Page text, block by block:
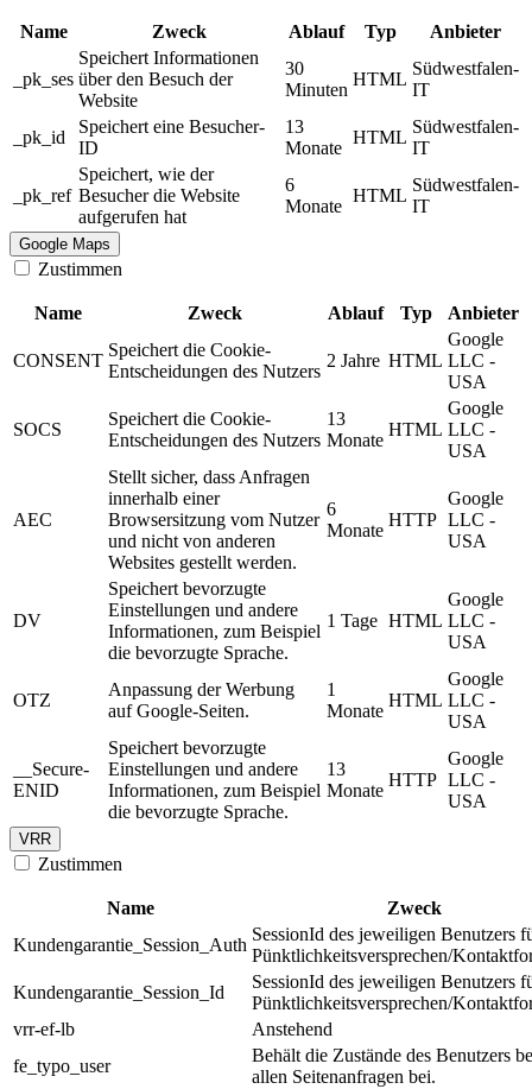
Name Zweck Ablauf Typ Anbieter
_pk_ses
Speichert Informationen
über den Besuch der
Website
30
Minuten
HTML
Südwestfalen-
IT
_pk_id
Speichert eine Besucher-
ID
13
Monate
HTML
Südwestfalen-
IT
_pk_ref
Speichert, wie der
Besucher die Website
aufgerufen hat
6
Monate
HTML
Südwestfalen-
IT
Google Maps
Zustimmen
Name Zweck Ablauf Typ Anbieter
CONSENT
Speichert die Cookie-
Entscheidungen des Nutzers
2 Jahre HTML
Google
LLC -
USA
SOCS
Speichert die Cookie-
Entscheidungen des Nutzers
13
Monate
HTML
Google
LLC -
USA
AEC
Stellt sicher, dass Anfragen
innerhalb einer
Browsersitzung vom Nutzer
und nicht von anderen
Websites gestellt werden.
6
Monate
HTTP
Google
LLC -
USA
DV
Speichert bevorzugte
Einstellungen und andere
Informationen, zum Beispiel
die bevorzugte Sprache.
1 Tage HTML
Google
LLC -
USA
OTZ
Anpassung der Werbung
auf Google-Seiten.
1
Monate
HTML
Google
LLC -
USA
__Secure-
ENID
Speichert bevorzugte
Einstellungen und andere
Informationen, zum Beispiel
die bevorzugte Sprache.
13
Monate
HTTP
Google
LLC -
USA
VRR
Zustimmen
Name
Zweck
Kundengarantie_Session_Auth
SessionId des jeweiligen Benutzers
Pünktlichkeitsversprechen/
Kundengarantie_Session_Id
SessionId des jeweiligen Benutzers
Pünktlichkeitsversprechen/
vrr-ef-lb
Anstehend
fe_typo_user
Behält die Zustände des Benutzers
allen Seitenanfragen bei.